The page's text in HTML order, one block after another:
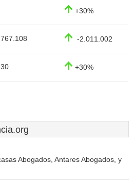
+30%
-2.011.002
+30%
Abogados, Antares Abogados, y